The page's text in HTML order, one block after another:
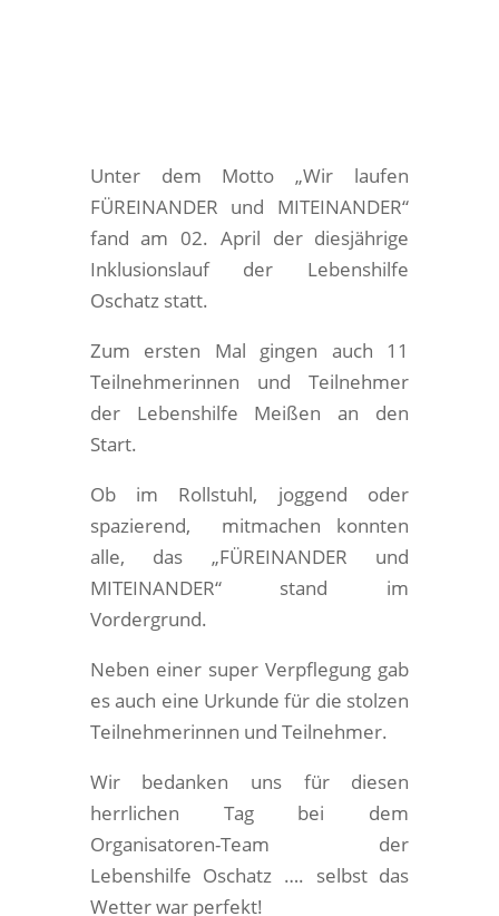
Unter dem Motto „Wir laufen
FÜREINANDER und MITEINANDER“
fand am 02. April der diesjährige
Inklusionslauf der Lebenshilfe
Oschatz statt.
Zum ersten Mal gingen auch 11
Teilnehmerinnen und Teilnehmer
der Lebenshilfe Meißen an den
Start.
Ob im Rollstuhl, joggend oder
spazierend, mitmachen konnten
alle, das „FÜREINANDER und
MITEINANDER“ stand im
Vordergrund.
Neben einer super Verpflegung gab
es auch eine Urkunde für die stolzen
Teilnehmerinnen und Teilnehmer.
Wir bedanken uns für diesen
herrlichen Tag bei dem
Organisatoren-Team der
Lebenshilfe Oschatz …. selbst das
Wetter war perfekt!